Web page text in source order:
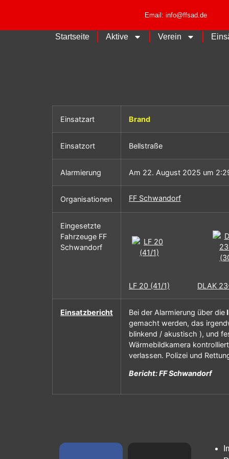
Email: info@ffsad.de
Startseite Aktive Verein
Einsatzart Brand
Einsatzort Bellstraße
Alarmierung Am 22. August 2025 um
Organisationen FF Schwandorf
Eingesetzte
Fahrzeuge FF
Schwandorf
LF 20 (41/1) DLAK
Einsatzbericht Bei der Alarmierung über die
gemacht werden, das
blinkend / akustisch ), und
Wärmebildkamera
verlassen. Polizei und
Bericht: FF Schwandorf